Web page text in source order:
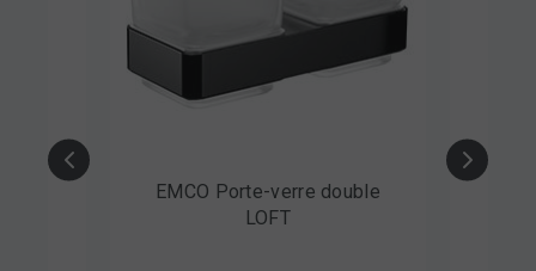
EMCO Porte-verre double
LOFT